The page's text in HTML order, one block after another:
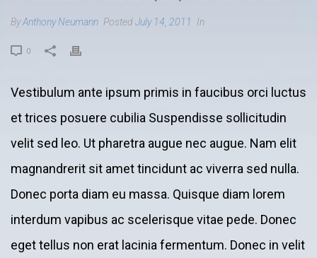
ByAnthony Neumann PostedJuly 14, 2011 In
0
Vestibulum ante ipsum primis in faucibus orci luctus
et trices posuere cubilia Suspendisse sollicitudin
velit sed leo. Ut pharetra augue nec augue. Nam elit
magnandrerit sit amet tincidunt ac viverra sed nulla.
Donec porta diam eu massa. Quisque diam lorem
interdum vapibus ac scelerisque vitae pede. Donec
eget tellus non erat lacinia fermentum. Donec in velit